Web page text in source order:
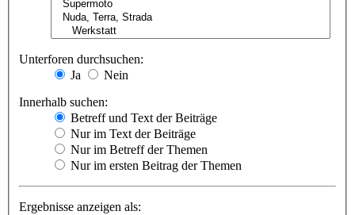
Unterforen durchsuchen:
Ja
Nein
Innerhalb suchen:
Betreff und Text der Beiträge
Nur im Text der Beiträge
Nur im Betreff der Themen
Nur im ersten Beitrag der Themen
Ergebnisse anzeigen als: